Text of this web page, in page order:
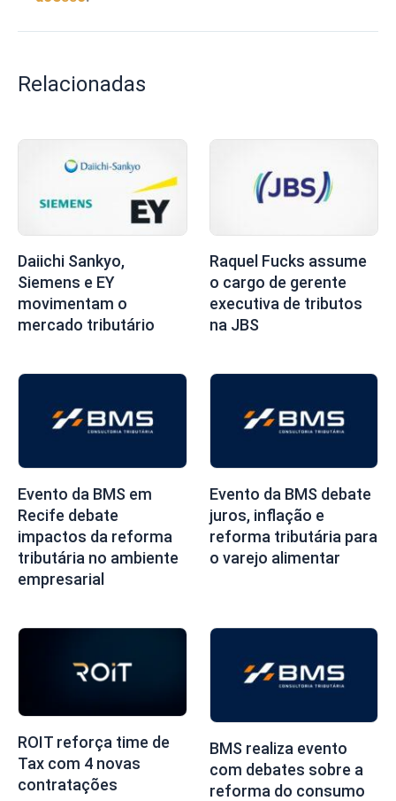
Relacionadas
Daiichi Sankyo,
Siemens e EY
movimentam o
mercado tributário
Raquel Fucks assume
o cargo de gerente
executiva de tributos
na JBS
Evento da BMS em
Recife debate
impactos da reforma
tributária no ambiente
empresarial
Evento da BMS debate
juros, inflação e
reforma tributária para
o varejo alimentar
ROIT reforça time de
Tax com 4 novas
contratações
BMS realiza evento
com debates sobre a
reforma do consumo